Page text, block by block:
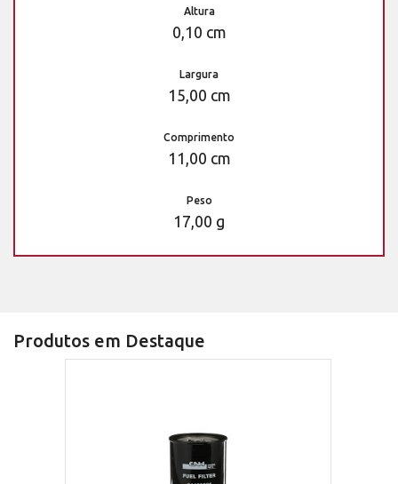
Altura
0,10 cm
Largura
15,00 cm
Comprimento
11,00 cm
Peso
17,00 g
Produtos em Destaque